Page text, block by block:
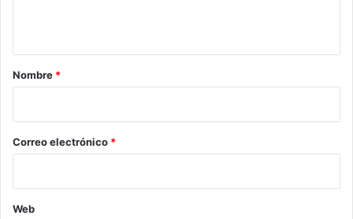
r
*
Nombre *
Correo electrónico *
Web